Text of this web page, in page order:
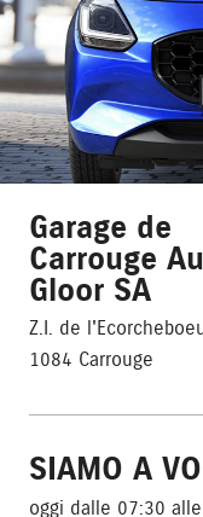
Garage de
Carrouge
Gloor SA
Z.I. de
1084 Carrouge
SIAMO A
oggi dalle 07:30